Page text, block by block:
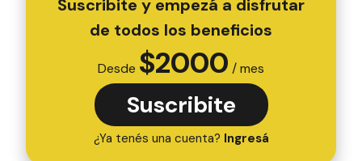
Suscribite y empezá a disfrutar
de todos los beneficios
Desde $2000 / mes
Suscribite
¿Ya tenés una cuenta? Ingresá